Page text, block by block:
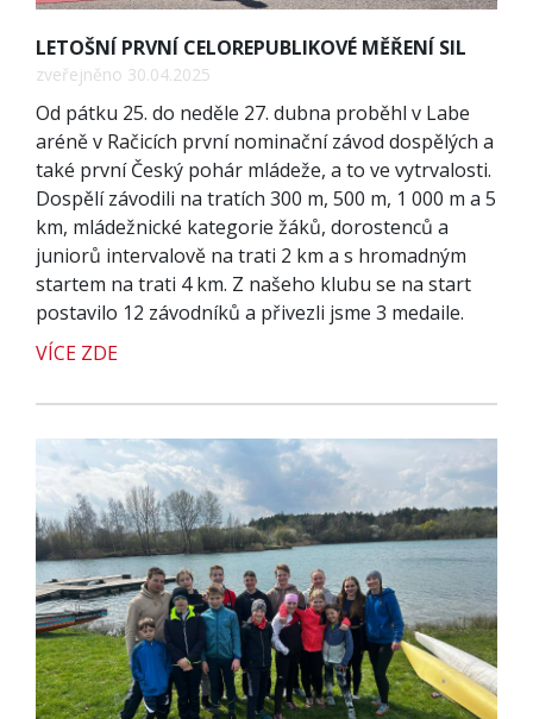
LETOŠNÍ PRVNÍ CELOREPUBLIKOVÉ MĚŘENÍ SIL
zveřejněno 30.04.2025
Od pátku 25. do neděle 27. dubna proběhl v Labe
aréně v Račicích první nominační závod dospělých a
také první Český pohár mládeže, a to ve vytrvalosti.
Dospělí závodili na tratích 300 m, 500 m, 1 000 m a 5
km, mládežnické kategorie žáků, dorostenců a
juniorů intervalově na trati 2 km a s hromadným
startem na trati 4 km. Z našeho klubu se na start
postavilo 12 závodníků a přivezli jsme 3 medaile.
VÍCE ZDE